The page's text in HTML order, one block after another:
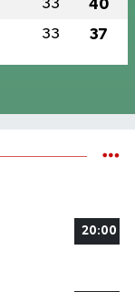
33 40
33 37
20:00